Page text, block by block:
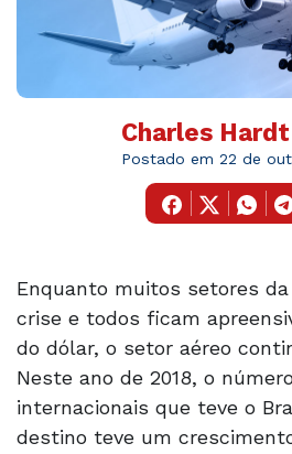
Charles Hardt
Postado em 22 de
Enquanto muitos setores
crise e todos ficam
do dólar, o setor aéreo
Neste ano de 2018, o
internacionais que teve o
destino teve um